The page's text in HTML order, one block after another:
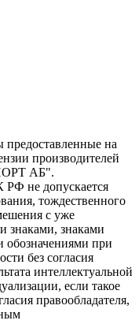
на
производителей
АБ".
РФ не допускается
тождественного
с уже
знаками, знаками
обозначениями при
без согласия
интеллектуальной
если такое
правообладателя,